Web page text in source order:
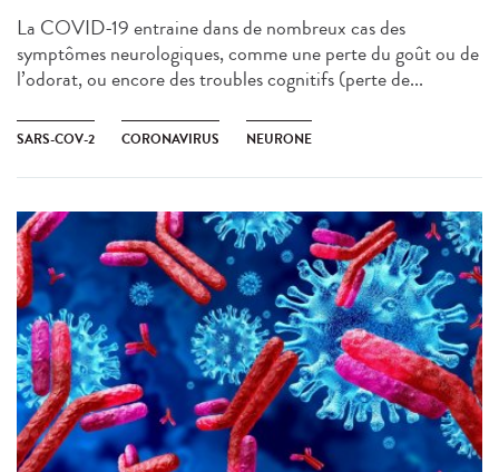
La COVID-19 entraine dans de nombreux cas des
symptômes neurologiques, comme une perte du goût ou de
l’odorat, ou encore des troubles cognitifs (perte de...
SARS-COV-2 CORONAVIRUS NEURONE